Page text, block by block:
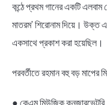
কন্ঠে প্রথম গানের একটি এলবাম
মাতরম’ শিরোনাম দিয়ে। উক্ত
একসাথে প্রকাশ করা হয়েছিল।
পরবর্তীতে রহমান বহু বড় মাপের